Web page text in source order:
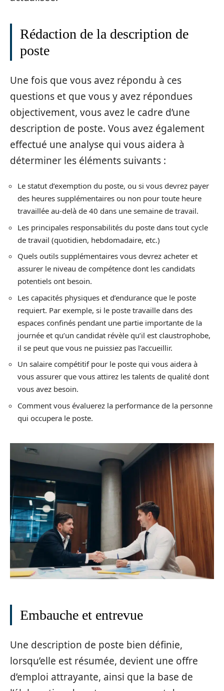
Rédaction de la description de
poste
Une fois que vous avez répondu à ces
questions et que vous y avez répondues
objectivement, vous avez le cadre d’une
description de poste. Vous avez également
effectué une analyse qui vous aidera à
déterminer les éléments suivants :
Le statut d’exemption du poste, ou si vous devrez payer
des heures supplémentaires ou non pour toute heure
travaillée au-delà de 40 dans une semaine de travail.
Les principales responsabilités du poste dans tout cycle
de travail (quotidien, hebdomadaire, etc.)
Quels outils supplémentaires vous devrez acheter et
assurer le niveau de compétence dont les candidats
potentiels ont besoin.
Les capacités physiques et d’endurance que le poste
requiert. Par exemple, si le poste travaille dans des
espaces confinés pendant une partie importante de la
journée et qu’un candidat révèle qu’il est claustrophobe,
il se peut que vous ne puissiez pas l’accueillir.
Un salaire compétitif pour le poste qui vous aidera à
vous assurer que vous attirez les talents de qualité dont
vous avez besoin.
Comment vous évaluerez la performance de la personne
qui occupera le poste.
Embauche et entrevue
Une description de poste bien définie,
lorsqu’elle est résumée, devient une offre
d’emploi attrayante, ainsi que la base de